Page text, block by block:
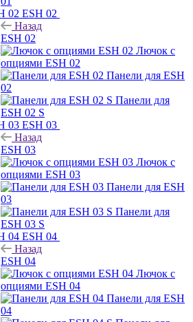
ESH 02
Назад
ESH 02
Лючок с
опциями ESH 02
Панели для ESH
02
Панели для
ESH 02 S
ESH 03
Назад
ESH 03
Лючок с
опциями ESH 03
Панели для ESH
03
Панели для
ESH 03 S
ESH 04
Назад
ESH 04
Лючок с
опциями ESH 04
Панели для ESH
04